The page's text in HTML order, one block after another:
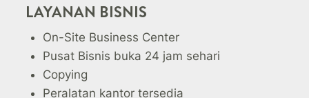
LAYANAN BISNIS
On-Site Business Center
Pusat Bisnis buka 24 jam sehari
Copying
Peralatan kantor tersedia